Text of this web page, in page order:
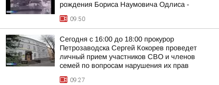
рождения Бориса Наумовича Одлиса -
09:50
Сегодня с 16:00 до 18:00 прокурор
Петрозаводска Сергей Кокорев проведет
личный прием участников СВО и членов
семей по вопросам нарушения их прав
09:27